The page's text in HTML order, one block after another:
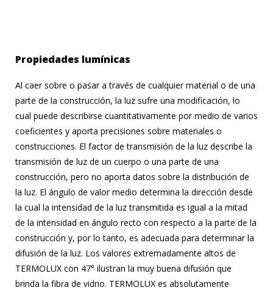
Propiedades lumínicas
Al caer sobre o pasar a través de cualquier material o de una
parte de la construcción, la luz sufre una modificación, lo
cual puede describirse cuantitativamente por medio de varios
coeficientes y aporta precisiones sobre materiales o
construcciones. El factor de transmisión de la luz describe la
transmisión de luz de un cuerpo o una parte de una
construcción, pero no aporta datos sobre la distribución de
la luz. El ángulo de valor medio determina la dirección desde
la cual la intensidad de la luz transmitida es igual a la mitad
de la intensidad en ángulo recto con respecto a la parte de la
construcción y, por lo tanto, es adecuada para determinar la
difusión de la luz. Los valores extremadamente altos de
TERMOLUX con 47° ilustran la muy buena difusión que
brinda la fibra de vidrio. TERMOLUX es absolutamente